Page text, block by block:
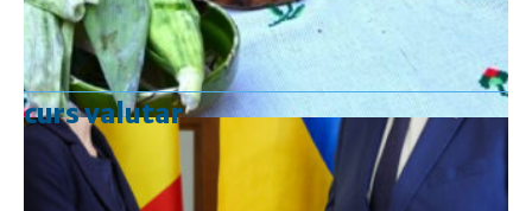
curs valutar
Curs valutar: 10 Aug 2026